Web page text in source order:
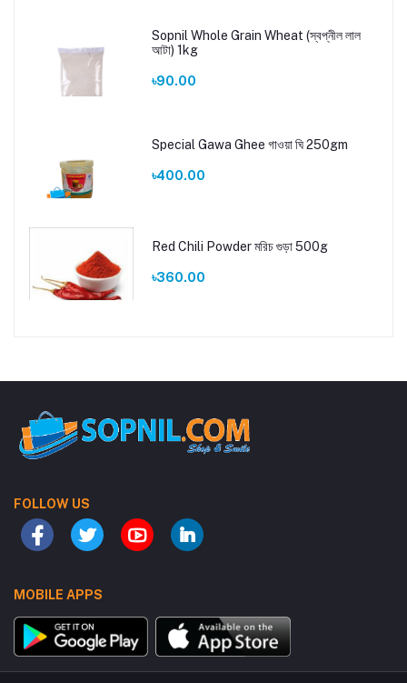
Sopnil Whole Grain Wheat (স্বপ্নীল লাল
আটা) 1kg
৳90.00
Special Gawa Ghee গাওয়া ঘি 250gm
৳400.00
Red Chili Powder মরিচ গুড়া 500g
৳360.00
FOLLOW US
MOBILE APPS